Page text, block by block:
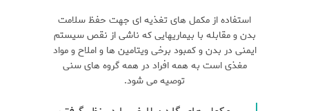
استفاده از مکمل های تغذیه ای جهت حفظ سلامت
بدن و مقابله با بیماریهایی که ناشی از نقص سیستم
ایمنی در بدن و کمبود برخی ویتامین ها و املاح و مواد
مغذی است به همه افراد در همه گروه های سنی
توصیه می شود.